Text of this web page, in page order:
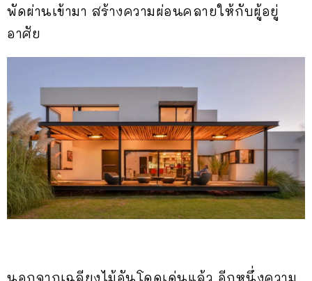
พัดผ่านเข้ามา สร้างความผ่อนคลายให้กับผู้อยู่
อาศัย
นอกจากเฉลียงไม้อันโดดเด่นแล้ว อีกหนึ่งความ